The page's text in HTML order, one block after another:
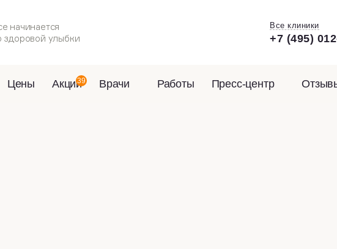
начинается
здоровой улыбки
Все клиники
+7 (495)
Цены Акции39 Врачи Работы Пресс-центр